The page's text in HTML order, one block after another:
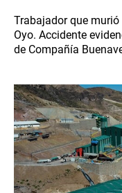
Trabajador que
Oyo. Accidente
de Compañía